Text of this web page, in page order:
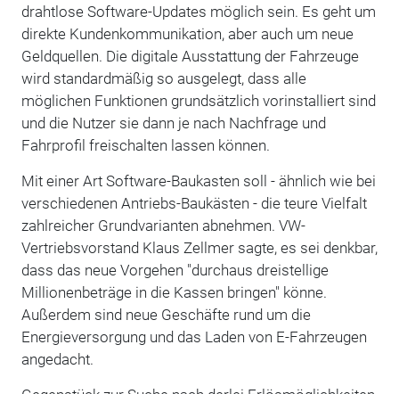
drahtlose Software-Updates möglich sein. Es geht um
direkte Kundenkommunikation, aber auch um neue
Geldquellen. Die digitale Ausstattung der Fahrzeuge
wird standardmäßig so ausgelegt, dass alle
möglichen Funktionen grundsätzlich vorinstalliert sind
und die Nutzer sie dann je nach Nachfrage und
Fahrprofil freischalten lassen können.
Mit einer Art Software-Baukasten soll - ähnlich wie bei
verschiedenen Antriebs-Baukästen - die teure Vielfalt
zahlreicher Grundvarianten abnehmen. VW-
Vertriebsvorstand Klaus Zellmer sagte, es sei denkbar,
dass das neue Vorgehen "durchaus dreistellige
Millionenbeträge in die Kassen bringen" könne.
Außerdem sind neue Geschäfte rund um die
Energieversorgung und das Laden von E-Fahrzeugen
angedacht.